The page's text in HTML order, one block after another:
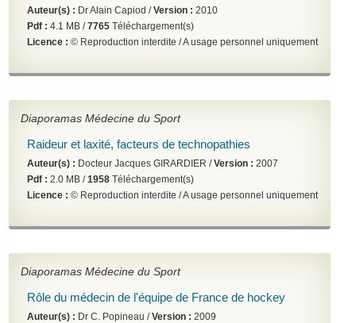
Auteur(s) : Dr Alain Capiod /Version : 2010
Pdf : 4.1 MB /7765 Téléchargement(s)
Licence : © Reproduction interdite / A usage personnel uniquement
Diaporamas Médecine du Sport
Raideur et laxité, facteurs de technopathies
Auteur(s) : Docteur Jacques GIRARDIER /Version : 2007
Pdf : 2.0 MB /1958 Téléchargement(s)
Licence : © Reproduction interdite / A usage personnel uniquement
Diaporamas Médecine du Sport
Rôle du médecin de l'équipe de France de hockey
Auteur(s) : Dr C. Popineau /Version : 2009